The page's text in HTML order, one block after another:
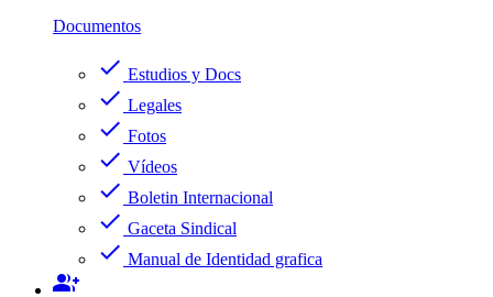
Documentos
check Estudios y Docs
check Legales
check Fotos
check Vídeos
check Boletin Internacional
check Gaceta Sindical
check Manual de Identidad grafica
group_add